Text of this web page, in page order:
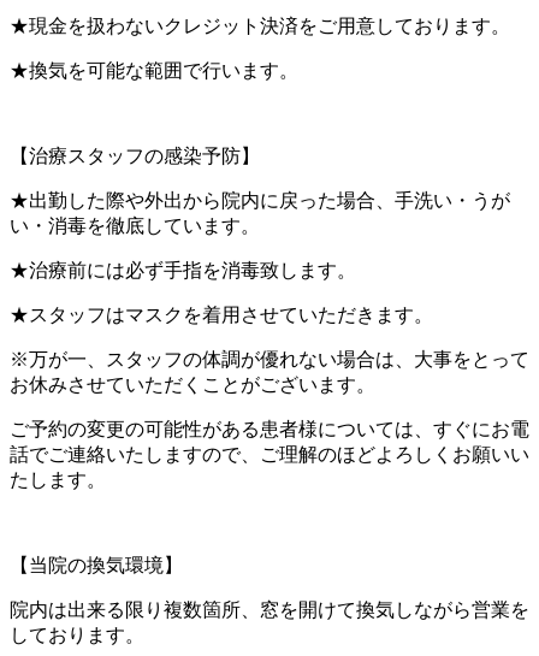
★現金を扱わないクレジット決済をご用意しております。
★換気を可能な範囲で行います。
【治療スタッフの感染予防】
★出勤した際や外出から院内に戻った場合、手洗い・うが
い・消毒を徹底しています。
★治療前には必ず手指を消毒致します。
★スタッフはマスクを着用させていただきます。
※万が一、スタッフの体調が優れない場合は、大事をとって
お休みさせていただくことがございます。
ご予約の変更の可能性がある患者様については、すぐにお電
話でご連絡いたしますので、ご理解のほどよろしくお願いい
たします。
【当院の換気環境】
院内は出来る限り複数箇所、窓を開けて換気しながら営業を
しております。